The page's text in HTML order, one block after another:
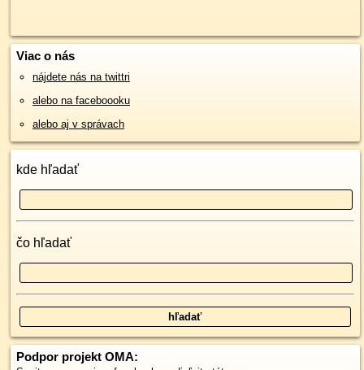
Viac o nás
nájdete nás na twittri
alebo na faceboooku
alebo aj v správach
kde hľadať
čo hľadať
Podpor projekt OMA: